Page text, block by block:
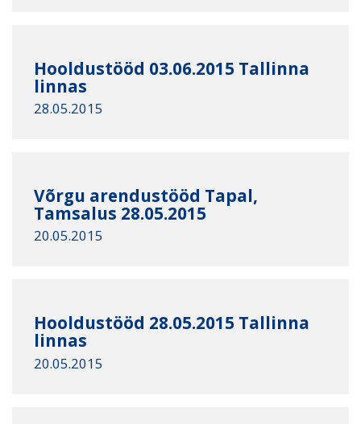
Hooldustööd 03.06.2015 Tallinna
linnas
28.05.2015
Võrgu arendustööd Tapal,
Tamsalus 28.05.2015
20.05.2015
Hooldustööd 28.05.2015 Tallinna
linnas
20.05.2015